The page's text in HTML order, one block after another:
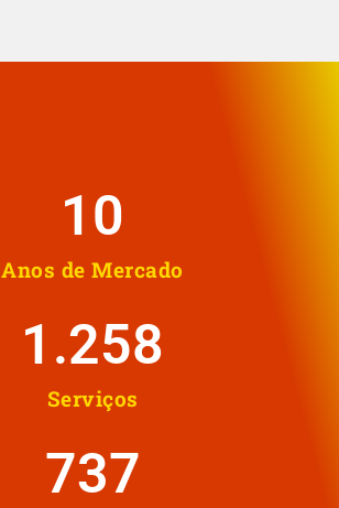
Anos de Mercado
10
Serviços
1.258
737